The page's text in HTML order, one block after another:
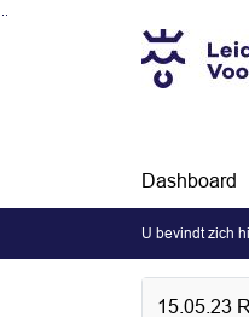
Ga naar de inhoud van deze
Ga naar het zoeken
Ga naar het menu
Dashboard
U bevindt zich
15.05.23